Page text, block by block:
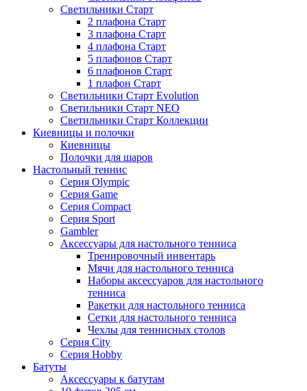
Светильники Старт
2 плафона Старт
3 плафона Старт
4 плафона Старт
5 плафонов Старт
6 плафонов Старт
1 плафон Старт
Светильники Старт Evolution
Светильники Старт NEO
Светильники Старт Коллекции
Киевницы и полочки
Киевницы
Полочки для шаров
Настольный теннис
Серия Olympic
Серия Game
Серия Compact
Серия Sport
Gambler
Аксессуары для настольного тенниса
Тренировочный инвентарь
Мячи для настольного тенниса
Наборы аксессуаров для настольного
тенниса
Ракетки для настольного тенниса
Сетки для настольного тенниса
Чехлы для теннисных столов
Серия City
Серия Hobby
Батуты
Аксессуары к батутам